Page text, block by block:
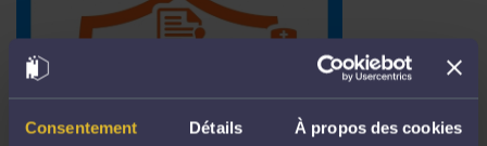
Consentement Détails À propos des cookies